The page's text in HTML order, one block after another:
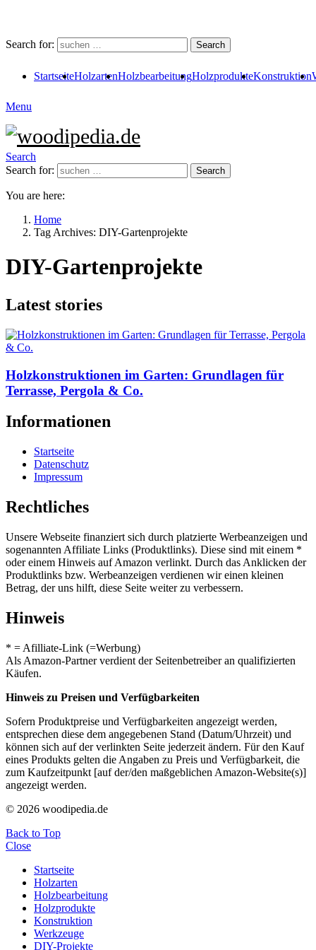
Search for: Search
StartseiteHolzartenHolzbearbeitungHolzprodukteKonstruktion
Menu
Search
Search for:
Search
You are here:
Home
Tag Archives: DIY-Gartenprojekte
DIY-Gartenprojekte
Latest stories
Holzkonstruktionen im Garten: Grundlagen für
Terrasse, Pergola & Co.
Informationen
Startseite
Datenschutz
Impressum
Rechtliches
Unsere Webseite finanziert sich durch platzierte Werbeanzeigen und
sogenannten Affiliate Links (Produktlinks). Diese sind mit einem *
oder einem Hinweis auf Amazon verlinkt. Durch das Anklicken der
Produktlinks bzw. Werbeanzeigen verdienen wir einen kleinen
Betrag, der uns hilft, diese Seite weiter zu verbessern.
Hinweis
* = Afilliate-Link (=Werbung)
Als Amazon-Partner verdient der Seitenbetreiber an qualifizierten
Käufen.
Hinweis zu Preisen und Verfügbarkeiten
Sofern Produktpreise und Verfügbarkeiten angezeigt werden,
entsprechen diese dem angegebenen Stand (Datum/Uhrzeit) und
können sich auf der verlinkten Seite jederzeit ändern. Für den Kauf
eines Produkts gelten die Angaben zu Preis und Verfügbarkeit, die
zum Kaufzeitpunkt [auf der/den maßgeblichen Amazon-Website(s)]
angezeigt werden.
© 2026 woodipedia.de
Back to Top
Close
Startseite
Holzarten
Holzbearbeitung
Holzprodukte
Konstruktion
Werkzeuge
DIY-Projekte